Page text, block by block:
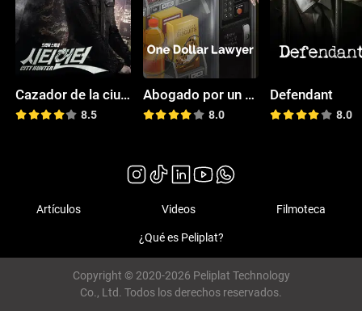
Cazador de la ciudad
8.5
Abogado por un dólar
8.0
Defendant
8.0
Artículos Videos Filmoteca
¿Qué es Peliplat?
Copyright © 2020-2026 Peliplat Technology
Co., Ltd. Todos los derechos reservados.